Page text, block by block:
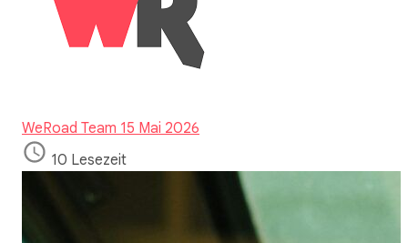
WeRoad Team 15 Mai 2026
10 Lesezeit